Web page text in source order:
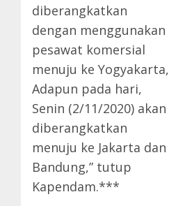
diberangkatkan
dengan menggunakan
pesawat komersial
menuju ke Yogyakarta,
Adapun pada hari,
Senin (2/11/2020) akan
diberangkatkan
menuju ke Jakarta dan
Bandung,” tutup
Kapendam.***